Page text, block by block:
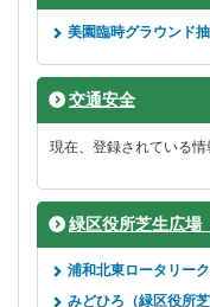
美園臨時グラウンド
交通安全
現在、登録されている情
緑区役所芝生広場
浦和北東ロータリー
みどひろ（緑区役所